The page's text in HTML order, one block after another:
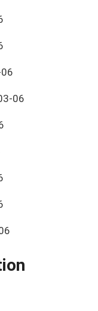
06